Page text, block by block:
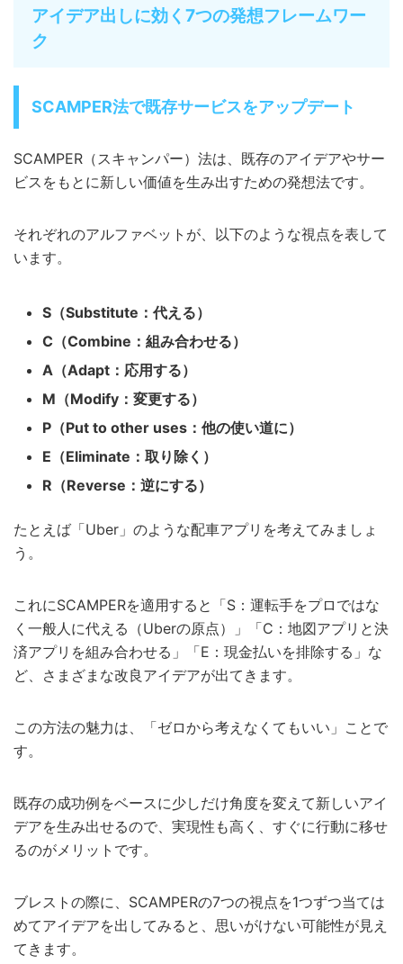
アイデア出しに効く7つの発想フレームワー
ク
SCAMPER法で既存サービスをアップデート
SCAMPER（スキャンパー）法は、既存のアイデアやサー
ビスをもとに新しい価値を生み出すための発想法です。
それぞれのアルファベットが、以下のような視点を表して
います。
S（Substitute：代える）
C（Combine：組み合わせる）
A（Adapt：応用する）
M（Modify：変更する）
P（Put to other uses：他の使い道に）
E（Eliminate：取り除く）
R（Reverse：逆にする）
たとえば「Uber」のような配車アプリを考えてみましょ
う。
これにSCAMPERを適用すると「S：運転手をプロではな
く一般人に代える（Uberの原点）」「C：地図アプリと決
済アプリを組み合わせる」「E：現金払いを排除する」な
ど、さまざまな改良アイデアが出てきます。
この方法の魅力は、「ゼロから考えなくてもいい」ことで
す。
既存の成功例をベースに少しだけ角度を変えて新しいアイ
デアを生み出せるので、実現性も高く、すぐに行動に移せ
るのがメリットです。
ブレストの際に、SCAMPERの7つの視点を1つずつ当ては
めてアイデアを出してみると、思いがけない可能性が見え
てきます。